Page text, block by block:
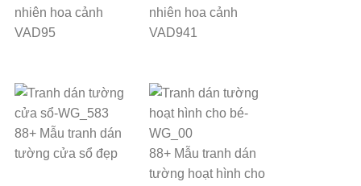
nhiên hoa cảnh
VAD95
nhiên hoa cảnh
VAD941
88+ Mẫu tranh dán
tường cửa sổ đẹp
88+ Mẫu tranh dán
tường hoạt hình cho